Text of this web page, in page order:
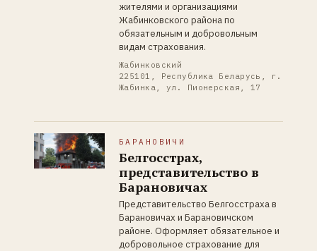
жителями и организациями
Жабинковского района по
обязательным и добровольным
видам страхования.
Жабинковский
225101, Республика Беларусь, г.
Жабинка, ул. Пионерская, 17
БАРАНОВИЧИ
Белгосстрах,
представительство в
Барановичах
Представительство Белгосстраха в
Барановичах и Барановичском
районе. Оформляет обязательное и
добровольное страхование для